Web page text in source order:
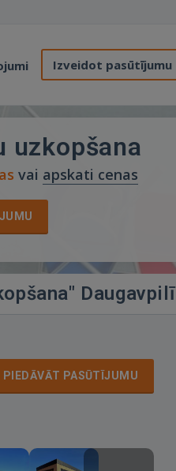
Izveidot pasūtījumu
uzkopšana
vai apskati cenas
Daugavpilī
PIEDĀVĀT PASŪTĪJUMU